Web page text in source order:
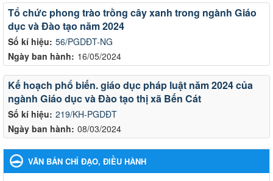
Số kí hiệu: 56/PGDĐT-NG
Ngày ban hành: 16/05/2024
Tổ chức phong trào trồng cây xanh trong ngành Giáo
dục và Đào tạo năm 2024
Số kí hiệu: 219/KH-PGDĐT
Ngày ban hành: 08/03/2024
Kế hoạch phổ biến. giáo dục pháp luật năm 2024 của
ngành Giáo dục và Đào tạo thị xã Bến Cát
VĂN BẢN CHỈ ĐẠO, ĐIỀU HÀNH